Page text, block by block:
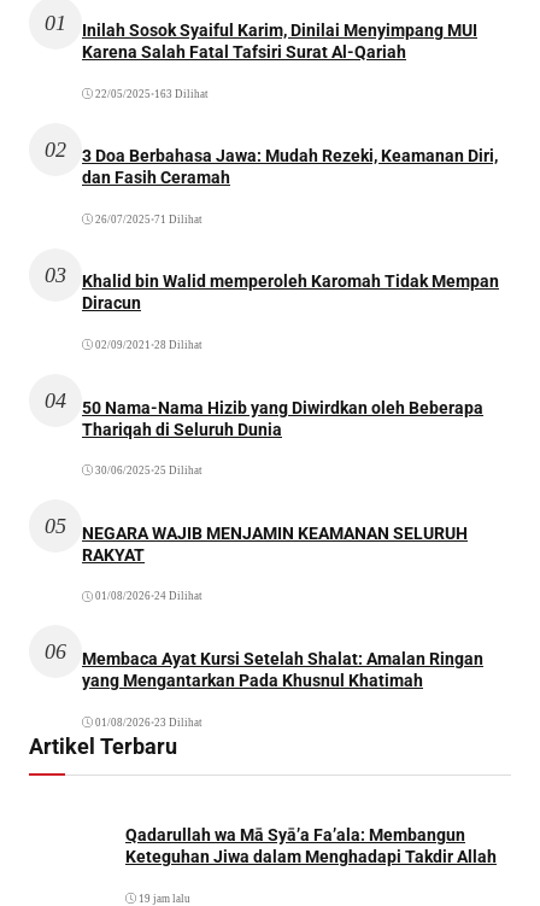
01
Inilah Sosok Syaiful Karim, Dinilai Menyimpang MUI
Karena Salah Fatal Tafsiri Surat Al-Qariah
22/05/2025 •163 Dilihat
02
3 Doa Berbahasa Jawa: Mudah Rezeki, Keamanan Diri,
dan Fasih Ceramah
26/07/2025 •71 Dilihat
03
Khalid bin Walid memperoleh Karomah Tidak Mempan
Diracun
02/09/2021 •28 Dilihat
04
50 Nama-Nama Hizib yang Diwirdkan oleh Beberapa
Thariqah di Seluruh Dunia
30/06/2025 •25 Dilihat
05
NEGARA WAJIB MENJAMIN KEAMANAN SELURUH
RAKYAT
01/08/2026•24 Dilihat
06
Membaca Ayat Kursi Setelah Shalat: Amalan Ringan
yang Mengantarkan Pada Khusnul Khatimah
01/08/2026•23 Dilihat
Artikel Terbaru
Qadarullah wa Mā Syā’a Fa’ala: Membangun
Keteguhan Jiwa dalam Menghadapi Takdir Allah
19 jam lalu